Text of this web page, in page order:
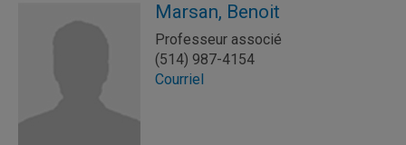
Marsan, Benoit
Professeur associé
(514) 987-4154
Courriel